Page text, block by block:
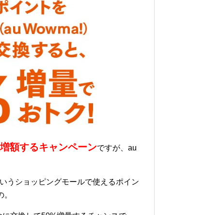
額するキャンペーンですが、au
うショッピングモールで使えるポイン